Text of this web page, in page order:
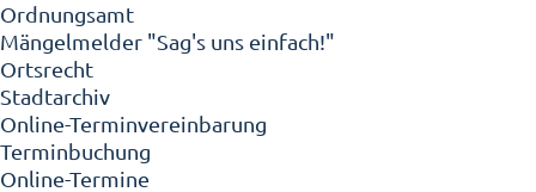
Ordnungsamt
Mängelmelder "Sag's uns einfach!"
Ortsrecht
Stadtarchiv
Online-Terminvereinbarung
Terminbuchung
Online-Termine